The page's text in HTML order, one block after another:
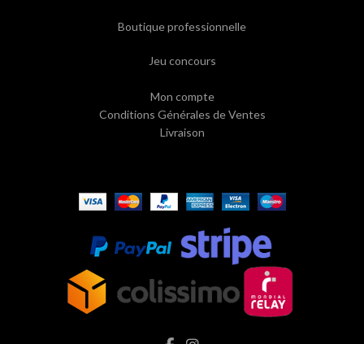
Boutique professionnelle
Jeu concours
Mon compte
Conditions Générales de Ventes
Livraison